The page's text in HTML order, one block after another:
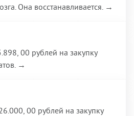
Она восстанавливается. →
00 рублей на закупку
→
00 рублей на закупку